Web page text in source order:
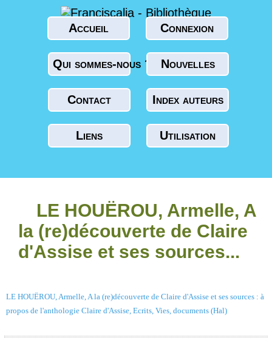
Accueil Connexion
Qui sommes-nous ? Nouvelles
Contact Index auteurs
Liens Utilisation
LE HOUËROU, Armelle, A
la (re)découverte de Claire
d'Assise et ses sources...
LE HOUËROU, Armelle, A la (re)découverte de Claire d'Assise et ses sources : à
propos de l'anthologie Claire d'Assise, Ecrits, Vies, documents (Hal)